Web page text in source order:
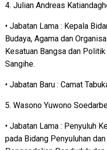
4. Julian Andreas
• Jabatan Lama : Kepala
Budaya, Agama dan
Kesatuan Bangsa dan
Sangihe.
• Jabatan Baru : Camat
5. Wasono Yuwono
• Jabatan Lama : Penyuluh
pada Bidang Penyuluhan